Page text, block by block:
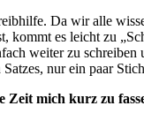
Da wir alle
kommt es leicht zu
weiter zu schreiben
nur ein paar
Zeit mich kurz zu